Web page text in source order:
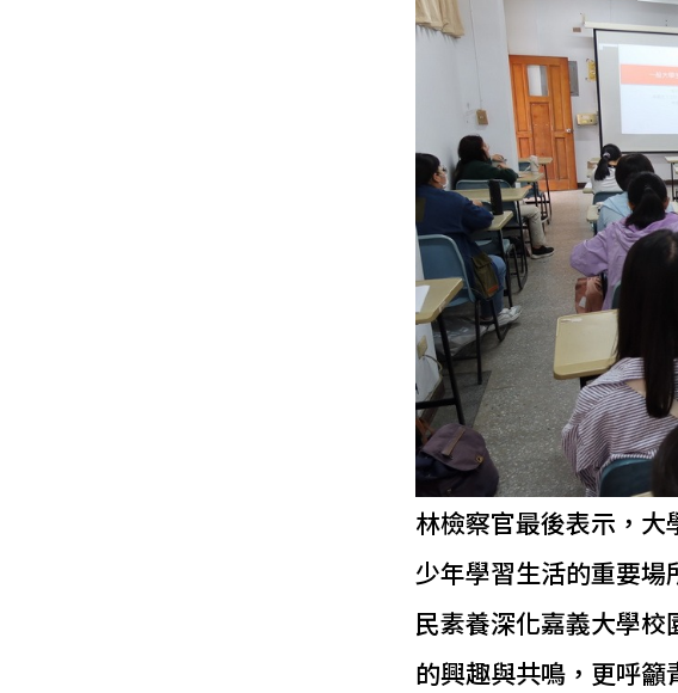
林檢察官最後表示，
少年學習生活的重要場
民素養深化嘉義大學
的興趣與共鳴，更呼